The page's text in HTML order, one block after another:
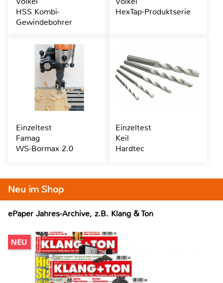
Neu im Shop
ePaper Jahres-Archive, z.B. Klang & Ton
HSS Kombi-
Gewindebohrer
HexTap-Produktserie
Einzeltest
Famag
WS-Bormax 2.0
Einzeltest
Keil
Hardtec